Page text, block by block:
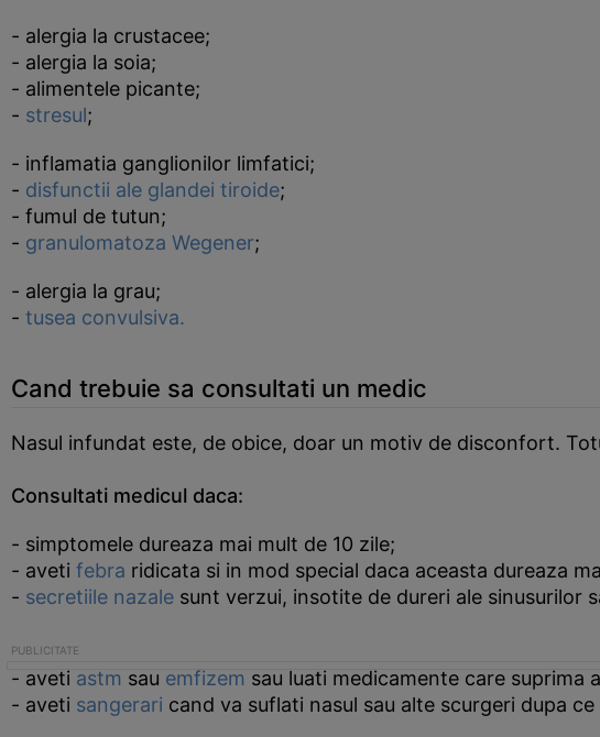
- alergia la crustacee;
- alergia la soia;
- alimentele picante;
- stresul;
- inflamatia ganglionilor limfatici;
- disfunctii ale glandei tiroide;
- fumul de tutun;
- granulomatoza Wegener;
- alergia la grau;
- tusea convulsiva.
Cand trebuie sa consultati un medic
Nasul infundat este, de obice, doar un motiv de disconfort.
Consultati medicul daca:
- simptomele dureaza mai mult de 10 zile;
- aveti febra ridicata si in mod special daca aceasta dureaza
- secretiile nazale sunt verzui, insotite de dureri ale sinusurilor
- aveti astm sau emfizem sau luati medicamente care suprima
- aveti sangerari cand va suflati nasul sau alte scurgeri dupa